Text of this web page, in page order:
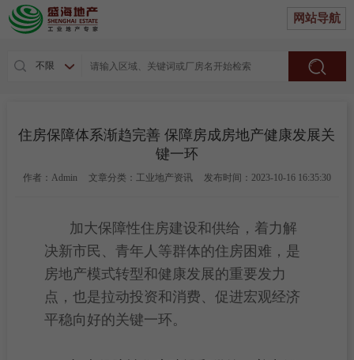
网站导航
不限
住房保障体系渐趋完善 保障房成房地产健康发展关
键一环
作者：Admin 文章分类：工业地产资讯 发布时间：2023-10-16 16:35:30
加大保障性住房建设和供给，着力解
决新市民、青年人等群体的住房困难，是
房地产模式转型和健康发展的重要发力
点，也是拉动投资和消费、促进宏观经济
平稳向好的关键一环。